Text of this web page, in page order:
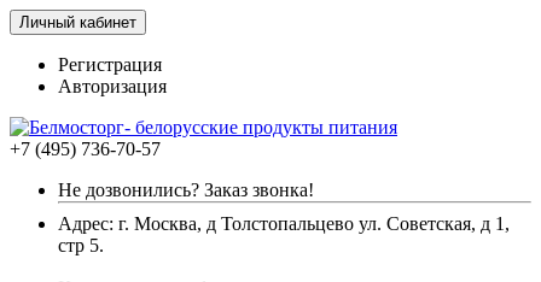
Личный кабинет
Регистрация
Авторизация
+7 (495) 736-70-57
Не дозвонились? Заказ звонка!
Адрес: г. Москва, д Толстопальцево ул. Советская, д 1,
стр 5.